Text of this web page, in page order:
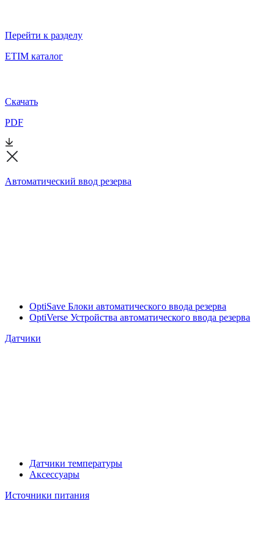
Перейти к разделу
ETIM каталог
Скачать
PDF
Автоматический ввод резерва
OptiSave Блоки автоматического ввода резерва
OptiVerse Устройства автоматического ввода резерва
Датчики
Датчики температуры
Аксессуары
Источники питания